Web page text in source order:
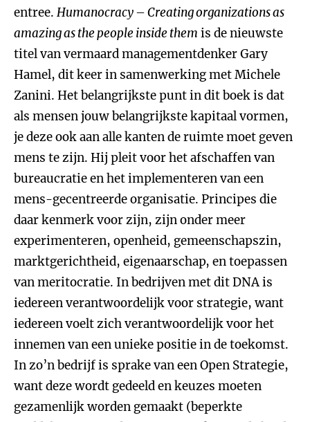
entree. Humanocracy – Creating organizations as
amazing as the people inside them is de nieuwste
titel van vermaard managementdenker Gary
Hamel, dit keer in samenwerking met Michele
Zanini. Het belangrijkste punt in dit boek is dat
als mensen jouw belangrijkste kapitaal vormen,
je deze ook aan alle kanten de ruimte moet geven
mens te zijn. Hij pleit voor het afschaffen van
bureaucratie en het implementeren van een
mens-gecentreerde organisatie. Principes die
daar kenmerk voor zijn, zijn onder meer
experimenteren, openheid, gemeenschapszin,
marktgerichtheid, eigenaarschap, en toepassen
van meritocratie. In bedrijven met dit DNA is
iedereen verantwoordelijk voor strategie, want
iedereen voelt zich verantwoordelijk voor het
innemen van een unieke positie in de toekomst.
In zo’n bedrijf is sprake van een Open Strategie,
want deze wordt gedeeld en keuzes moeten
gezamenlijk worden gemaakt (beperkte